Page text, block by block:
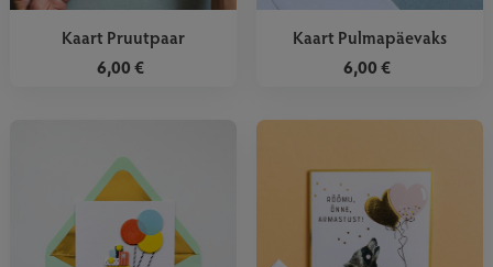
Kaart Pruutpaar
6,00 €
Kaart Pulmapäevaks
6,00 €